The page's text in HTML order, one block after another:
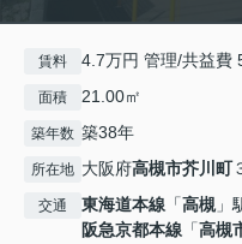
賃料 4.7万円 管理/共益費
面積 21.00㎡
築年数 築38年
所在地 大阪府高槻市芥川町
交通 東海道本線 「高槻 」
阪急京都本線 「高槻